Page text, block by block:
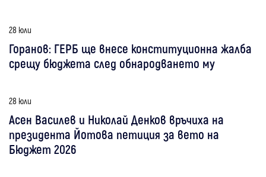
28 юли
Горанов: ГЕРБ ще внесе конституционна жалба
срещу бюджета след обнародването му
28 юли
Асен Василев и Николай Денков връчиха на
президента Йотова петиция за вето на
Бюджет 2026